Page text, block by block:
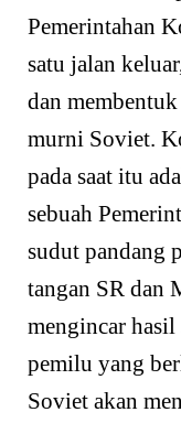
Pemerintahan
satu jalan
dan
murni Soviet.
pada saat itu
sebuah
sudut pandang
tangan SR dan
mengincar
pemilu yang
Soviet akan